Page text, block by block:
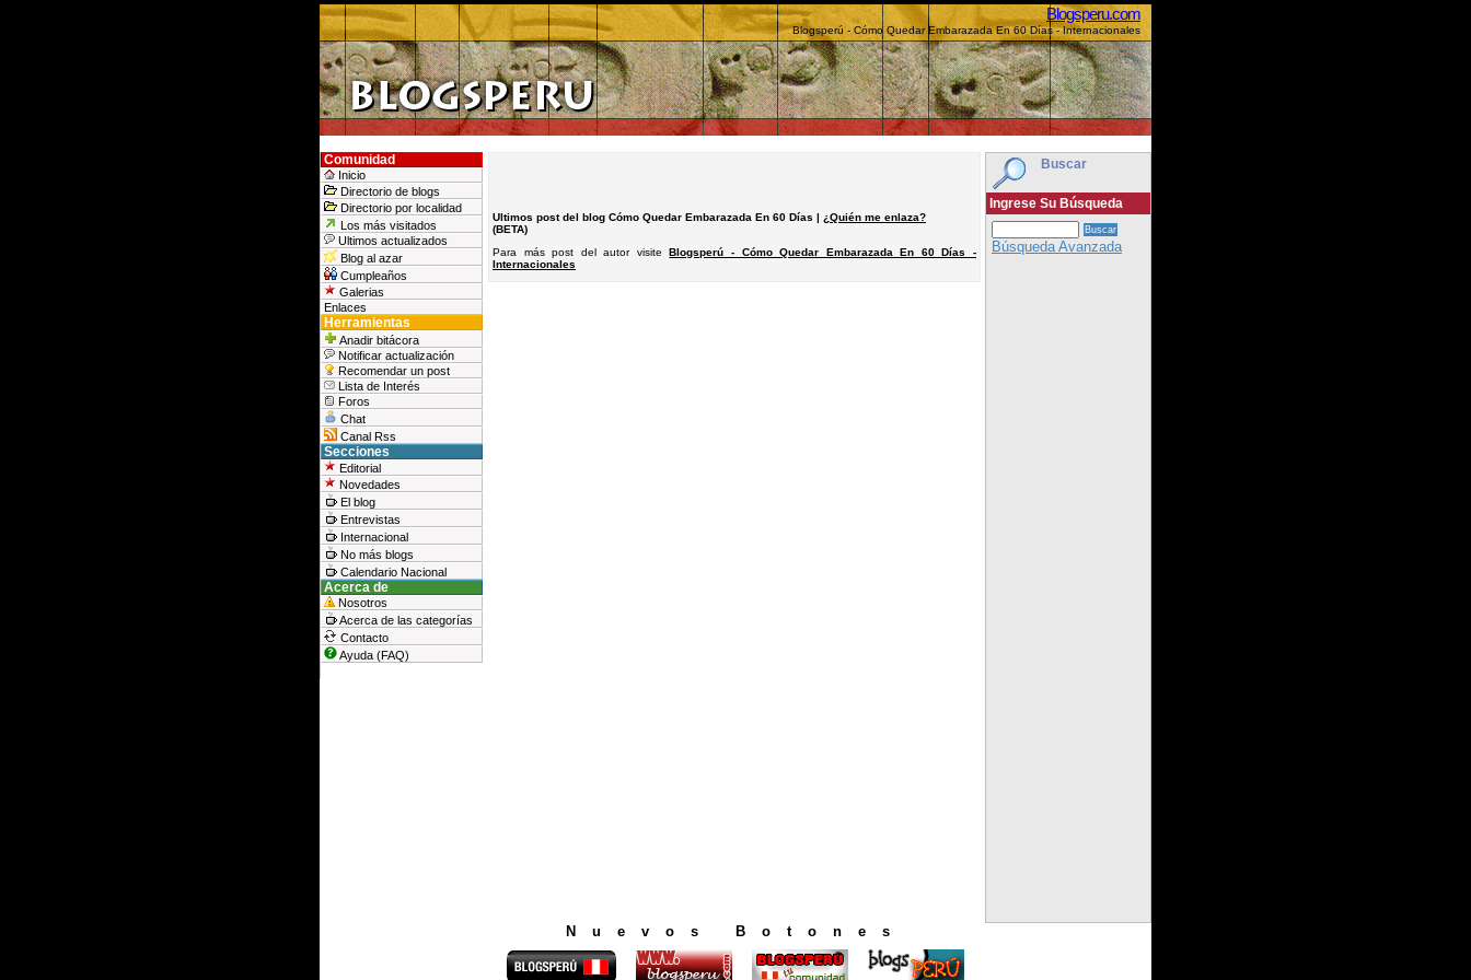
Blogsperu.com
Blogsperú - Cómo Quedar Embarazada En 60 Días - Internacionales
Buscar
Ingrese Su Búsqueda
Búsqueda Avanzada
Comunidad
Inicio
Directorio de blogs
Directorio por localidad
Los más visitados
Ultimos actualizados
Blog al azar
Cumpleaños
Galerias
Enlaces
Herramientas
Anadir bitácora
Notificar actualización
Recomendar un post
Lista de Interés
Foros
Chat
Canal Rss
Secciones
Editorial
Novedades
El blog
Entrevistas
Internacional
No más blogs
Calendario Nacional
Acerca de
Nosotros
Acerca de las categorías
Contacto
Ayuda (FAQ)
Ultimos post del blog Cómo Quedar Embarazada En 60 Días | ¿Quién me enlaza?
(BETA)
Para más post del autor visiteBlogsperú - Cómo Quedar Embarazada En 60 Días -
Internacionales
Nuevos Botones